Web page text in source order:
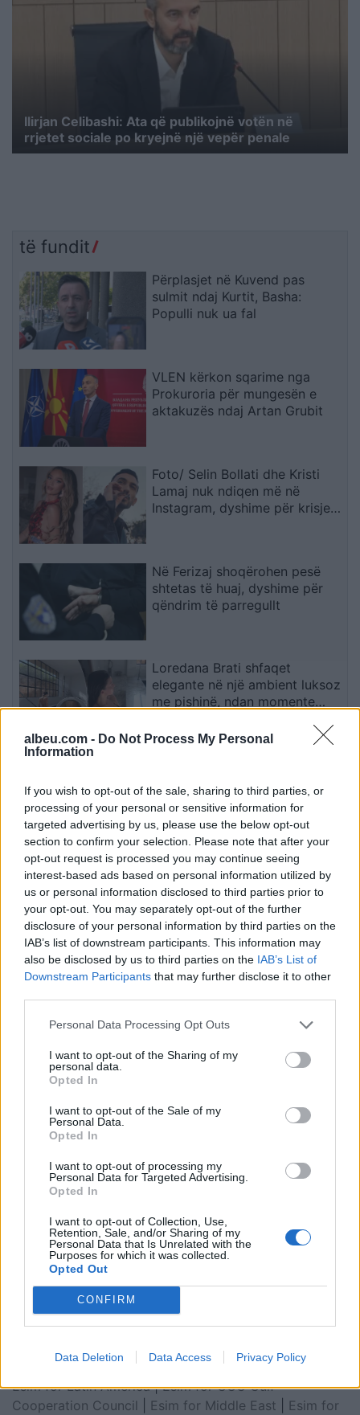
albeu.com - Do Not Process My Personal
Information
If you wish to opt-out of the sale, sharing to third parties, or
processing of your personal or sensitive information for
targeted advertising by us, please use the below opt-out
section to confirm your selection. Please note that after your
opt-out request is processed you may continue seeing
interest-based ads based on personal information utilized by
us or personal information disclosed to third parties prior to
your opt-out. You may separately opt-out of the further
disclosure of your personal information by third parties on the
IAB’s list of downstream participants. This information may
also be disclosed by us to third parties on the IAB’s List of
Downstream Participants that may further disclose it to other
Personal Data Processing Opt Outs
I want to opt-out of the Sharing of my
personal data.
Opted In
I want to opt-out of the Sale of my
Personal Data.
Opted In
I want to opt-out of processing my
Personal Data for Targeted Advertising.
Opted In
I want to opt-out of Collection, Use,
Retention, Sale, and/or Sharing of my
Personal Data that Is Unrelated with the
Purposes for which it was collected.
Opted Out
CONFIRM
Data Deletion Data Access Privacy Policy
Ilirjan Celibashi: Ata që publikojnë votën në
rrjetet sociale po kryejnë një vepër penale
të fundit
Përplasjet në Kuvend pas
sulmit ndaj Kurtit, Basha:
Populli nuk ua fal
VLEN kërkon sqarime nga
Prokuroria për mungesën e
aktakuzës ndaj Artan Grubit
Foto/ Selin Bollati dhe Kristi
Lamaj nuk ndiqen më në
Instagram, dyshime për krisje
Në Ferizaj shoqërohen pesë
shtetas të huaj, dyshime për
qëndrim të parregullt
Loredana Brati shfaqet
elegante në një ambient luksoz
me pishinë, ndan momente
e Kupës së Botës
Porti i Vlorës përballet me
fluks të madh, mbërrijnë qindra
mjete dhe kamperë
Esim for Global|Esim for Europe|Esim for Caribbean
Esim for USA|
for Turkey|Esim for Germany|Esim for Greece|Esim
for Asia
Esim for World Cup 2026
Arabia|Esim for Egypt|Esim for United Arab
Esim for Balkans Esim for Morocco
for China| Esim for United Kingdom |Esim for Africa
Esim for Latin America|Esim for GCC Gulf
Cooperation Council
Esim for Middle East
Esim for